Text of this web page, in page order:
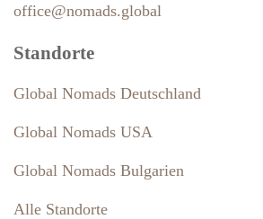
office@nomads.global
Standorte
Global Nomads Deutschland
Global Nomads USA
Global Nomads Bulgarien
Alle Standorte